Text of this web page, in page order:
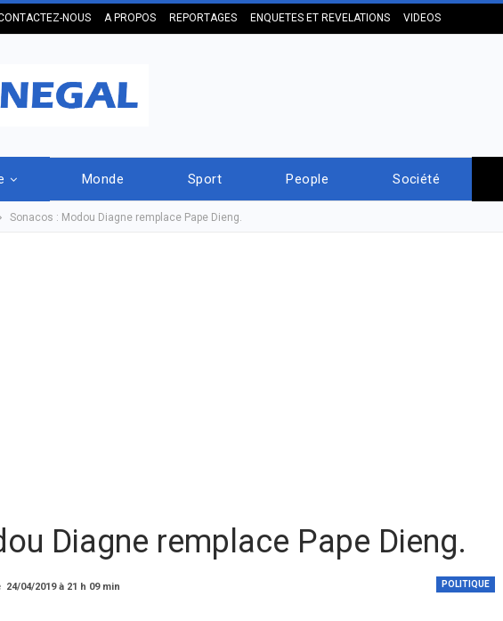
NOUS A PROPOS REPORTAGES ENQUETES ET REVELATIONS VIDEOS
Monde Sport People Société
Sonacos : Modou Diagne remplace Pape Dieng.
Diagne remplace Pape Dieng.
POLITIQUE
24/04/2019 à 21 h 09 min